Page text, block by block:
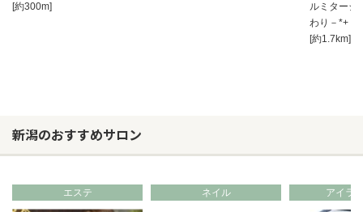
[約300m]
ルミタージ
わり－*+゜
[約1.7km]
新潟のおすすめサロン
エステ ネイル アイラ